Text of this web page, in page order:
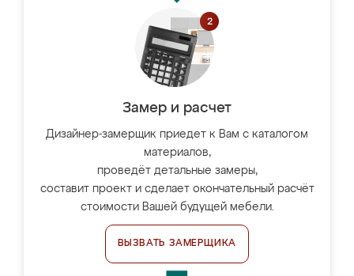
Замер и расчет
Дизайнер-замерщик приедет к Вам с каталогом
материалов,
проведёт детальные замеры,
составит проект и сделает окончательный расчёт
стоимости Вашей будущей мебели.
ВЫЗВАТЬ ЗАМЕРЩИКА